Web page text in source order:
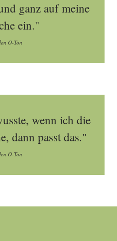
ganz auf meine
ein."
O-Ton
wenn ich die
dann passt das."
O-Ton